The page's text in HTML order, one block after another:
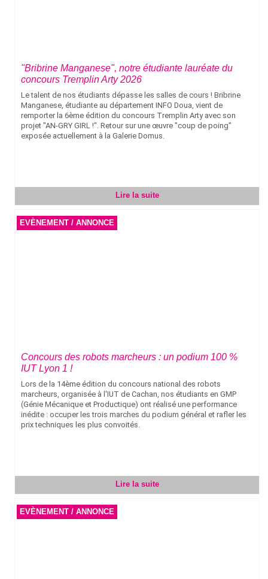
"Bribrine Manganese", notre étudiante lauréate du
concours Tremplin Arty 2026
Le talent de nos étudiants dépasse les salles de cours ! Bribrine
Manganese, étudiante au département INFO Doua, vient de
remporter la 6ème édition du concours Tremplin Arty avec son
projet "AN-GRY GIRL !". Retour sur une œuvre "coup de poing"
exposée actuellement à la Galerie Domus.
Lire la suite
EVÈNEMENT / ANNONCE
Concours des robots marcheurs : un podium 100 %
IUT Lyon 1 !
Lors de la 14ème édition du concours national des robots
marcheurs, organisée à l'IUT de Cachan, nos étudiants en GMP
(Génie Mécanique et Productique) ont réalisé une performance
inédite : occuper les trois marches du podium général et rafler les
prix techniques les plus convoités.
Lire la suite
EVÈNEMENT / ANNONCE